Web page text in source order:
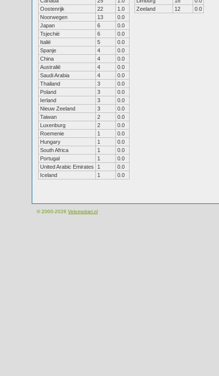
Oostenrijk
22
1.0
Noorwegen
13
0.0
Japan
6
0.0
Tsjechië
6
0.0
Italië
5
0.0
Spanje
4
0.0
China
4
0.0
Australië
4
0.0
Saudi Arabia
4
0.0
Thailand
3
0.0
Poland
3
0.0
Ierland
3
0.0
Nieuw Zeeland
3
0.0
Taiwan
2
0.0
Luxenburg
2
0.0
Roemenie
1
0.0
Hungary
1
0.0
South Africa
1
0.0
Portugal
1
0.0
United Arabic Emirates
1
0.0
Iceland
1 0.0
Zeeland
12 0.0
© 2000-2026 Velomobiel.nl